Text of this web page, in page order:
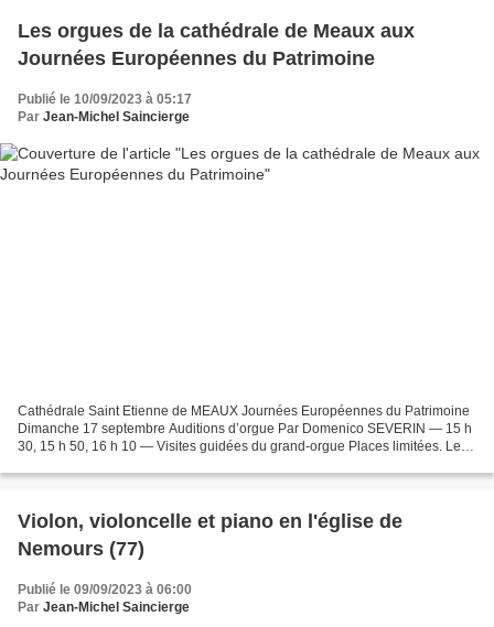
Les orgues de la cathédrale de Meaux aux
Journées Européennes du Patrimoine
Publié le 10/09/2023 à 05:17
Par Jean-Michel Saincierge
Cathédrale Saint Etienne de MEAUX Journées Européennes du Patrimoine
Dimanche 17 septembre Auditions d’orgue Par Domenico SEVERIN — 15 h
30, 15 h 50, 16 h 10 — Visites guidées du grand-orgue Places limitées. Les
Violon, violoncelle et piano en l'église de
Nemours (77)
Publié le 09/09/2023 à 06:00
Par Jean-Michel Saincierge